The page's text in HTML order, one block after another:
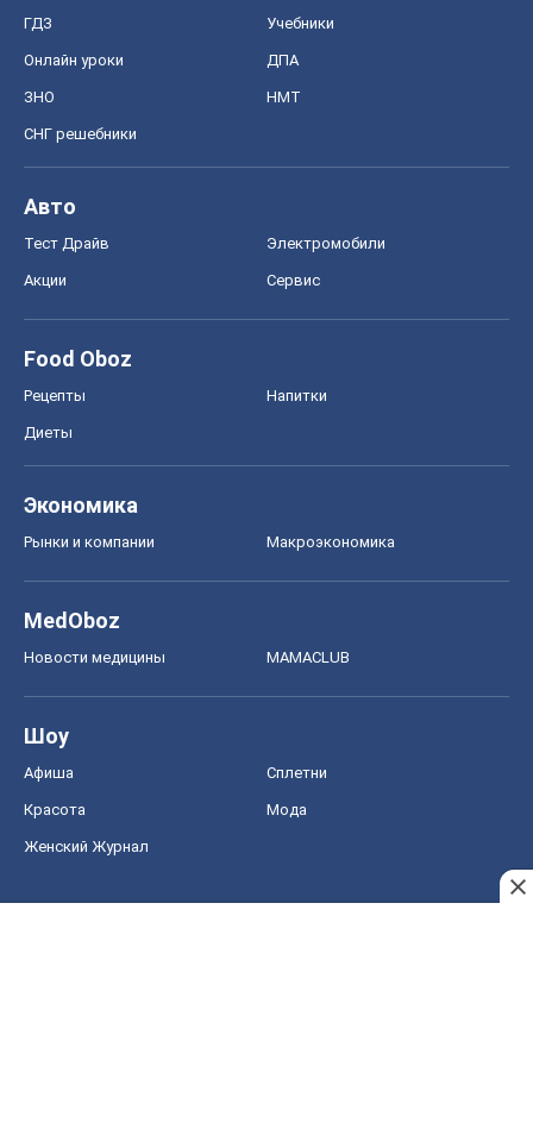
ГДЗ Учебники
Онлайн уроки ДПА
ЗНО НМТ
СНГ решебники
Авто
Тест Драйв Электромобили
Акции Сервис
Food Oboz
Рецепты Напитки
Диеты
Экономика
Рынки и компании Mакроэкономика
MedOboz
Новости медицины MAMACLUB
Шоу
Афиша Сплетни
Красота Мода
Женский Журнал